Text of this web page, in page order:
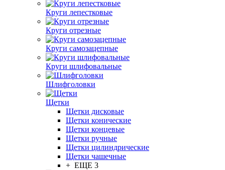
Круги лепестковые
Круги отрезные
Круги самозацепные
Круги шлифовальные
Шлифголовки
Щетки
Щетки дисковые
Щетки конические
Щетки концевые
Щетки ручные
Щетки цилиндрические
Щетки чашечные
+ ЕЩЕ 3